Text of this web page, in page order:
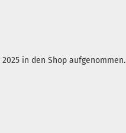
in den Shop aufgenommen.